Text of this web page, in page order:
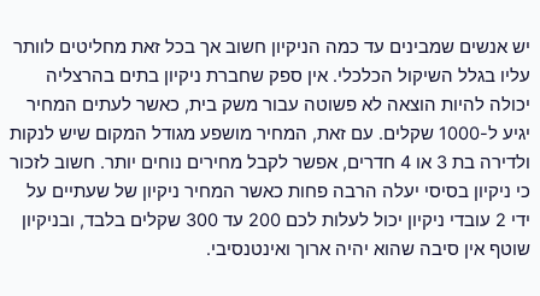
יש אנשים שמבינים עד כמה הניקיון חשוב אך בכל זאת מחליטים לוותר
עליו בגלל השיקול הכלכלי. אין ספק שחברת ניקיון בתים בהרצליה
יכולה להיות הוצאה לא פשוטה עבור משק בית, כאשר לעתים המחיר
יגיע ל-1000 שקלים. עם זאת, המחיר מושפע מגודל המקום שיש לנקות
ולדירה בת 3 או 4 חדרים, אפשר לקבל מחירים נוחים יותר. חשוב לזכור
כי ניקיון בסיסי יעלה הרבה פחות כאשר המחיר ניקיון של שעתיים על
ידי 2 עובדי ניקיון יכול לעלות לכם 200 עד 300 שקלים בלבד, ובניקיון
שוטף אין סיבה שהוא יהיה ארוך ואינטנסיבי.